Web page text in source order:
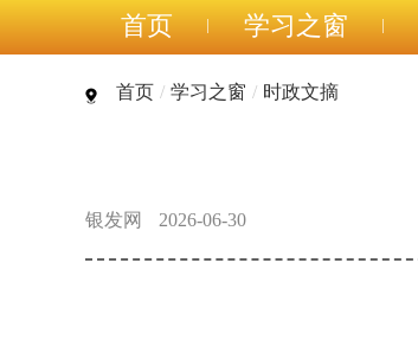
首页 学习之窗
首页 / 学习之窗 / 时政文摘
银发网 2026-06-30